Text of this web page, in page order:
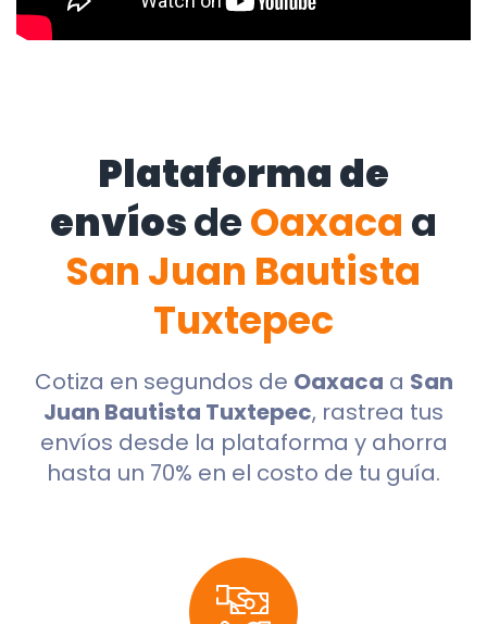
Plataforma de
envíosdeOaxaca a
San Juan Bautista
Tuxtepec
Cotiza en segundos de Oaxaca a San
Juan Bautista Tuxtepec, rastrea tus
envíos desde la plataforma y ahorra
hasta un 70% en el costo de tu guía.